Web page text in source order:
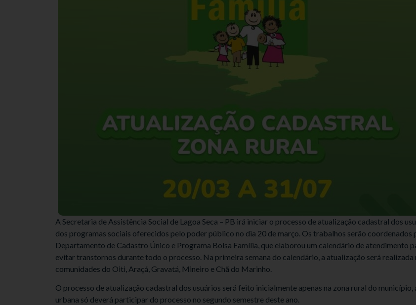
A Secretaria de Assistência Social de Lagoa Seca – PB irá iniciar o processo de atualização cadastral dos
dos programas sociais oferecidos pelo poder público no dia 20 de março. Os trabalhos serão coordenados
Departamento de Cadastro Único e Programa Bolsa Família, que elaborou um calendário de atendimento
evitar transtornos durante todo o processo. Na primeira semana do calendário, a atualização será realizada
comunidades do Oiti, Araçá, Gravatá, Mineiro e Chã do Marinho.
O processo de atualização cadastral dos usuários será feito inicialmente apenas na zona rural do município,
urbana só deverá participar do processo no segundo semestre deste ano.